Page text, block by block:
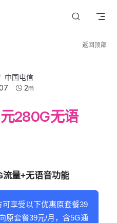
返回顶部
中国电信
2m
280G无语
流量+无语音功能
享受以下优惠原套餐39
原套餐39元/月，含5G通